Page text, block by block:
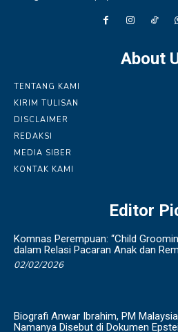
About
TENTANG KAMI
KIRIM TULISAN
DISCLAIMER
REDAKSI
MEDIA SIBER
KONTAK KAMI
Editor
Komnas Perempuan: “Child
dalam Relasi Pacaran Anak dan
02/02/2026
Biografi Anwar Ibrahim, PM
Namanya Disebut di Dokumen